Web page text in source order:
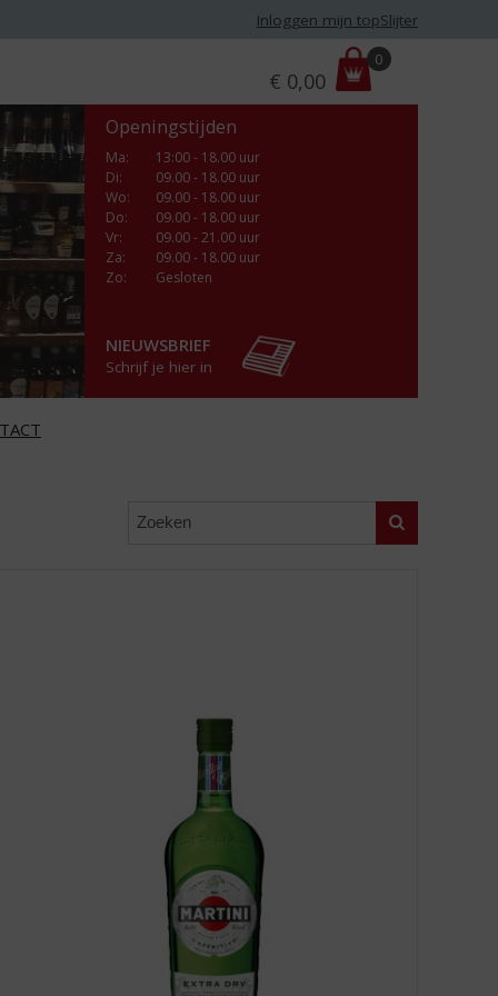
Inloggen mijn topSlijter
r
i
€ 0,00
0
Openingstijden
Ma:
13:00 - 18.00 uur
Di:
09.00 - 18.00 uur
Wo:
09.00 - 18.00 uur
Do:
09.00 - 18.00 uur
Vr:
09.00 - 21.00 uur
Za:
09.00 - 18.00 uur
Zo:
Gesloten
NIEUWSBRIEF
Schrijf je hier in
Zoeken